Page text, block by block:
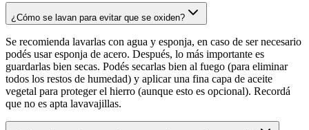
¿Cómo se lavan para evitar que se oxiden?
Se recomienda lavarlas con agua y esponja, en caso de ser necesario
podés usar esponja de acero. Después, lo más importante es
guardarlas bien secas. Podés secarlas bien al fuego (para eliminar
todos los restos de humedad) y aplicar una fina capa de aceite
vegetal para proteger el hierro (aunque esto es opcional). Recordá
que no es apta lavavajillas.